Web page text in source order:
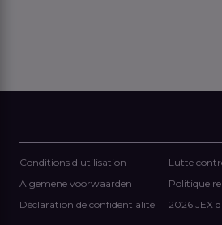
Conditions d'utilisation
Algemene voorwaarden
Déclaration de confidentialité
Lutte
Politique
2026 JEX